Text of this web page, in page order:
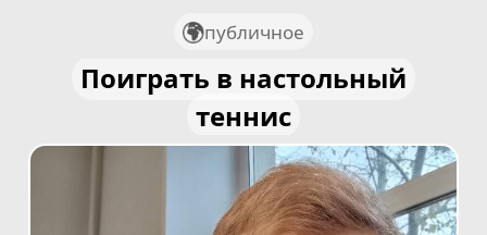
публичное
Поиграть в настольный
теннис